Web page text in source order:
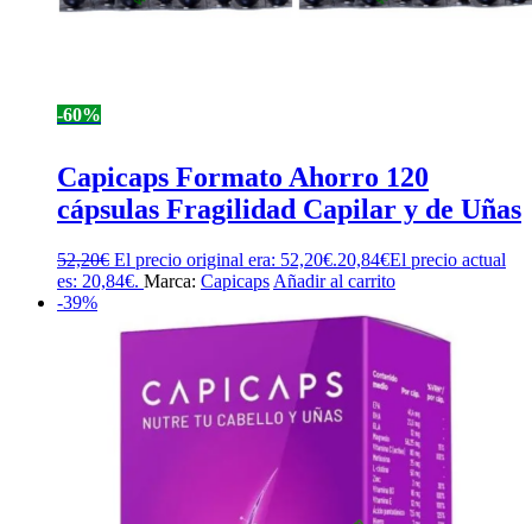
-60%
Capicaps Formato Ahorro 120
cápsulas Fragilidad Capilar y de Uñas
52,20€ El precio original era: 52,20€.20,84€El precio actual
es: 20,84€. Marca: Capicaps Añadir al carrito
-39%